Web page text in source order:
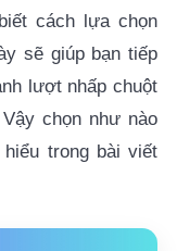
cách lựa chọn
sẽ giúp bạn tiếp
lượt nhấp chuột
chọn như nào
trong bài viết